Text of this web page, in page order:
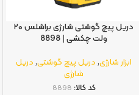
دریل پیچ گوشتی شارژی براشلس ۲۰
ولت چکشی | 8898
ابزار شارژی,دریل پیچ گوشتی,دریل
شارژی
کد کالا: 8898